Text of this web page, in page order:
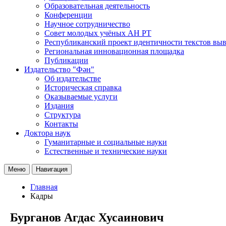
Образовательная деятельность
Конференции
Научное сотрудничество
Совет молодых учёных АН РТ
Республиканский проект идентичности текстов
Региональная инновационная площадка
Публикации
Издательство "Фән"
Об издательстве
Историческая справка
Оказываемые услуги
Издания
Структура
Контакты
Доктора наук
Гуманитарные и социальные науки
Естественные и технические науки
Меню Навигация
Главная
Кадры
Бурганов Агдас Хусаинович